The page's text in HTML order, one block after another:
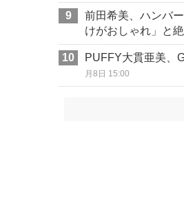
前田希美、ハンバ
けがおしゃれ」と
PUFFY大貫亜美、
月8日 15:00